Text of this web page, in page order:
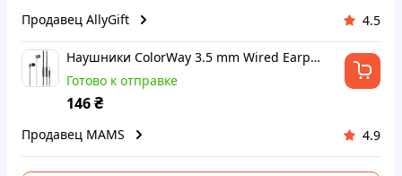
Продавец AllyGift
4.5
Наушники ColorWay 3.5 mm Wired Earphone UrbanBeat Black (CW-WD03BK) (m448564)
Готово к отправке
146₴
Продавец MAMS 4.9